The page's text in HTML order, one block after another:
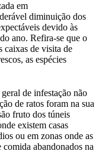
em
diminuição dos
devido às
ano. Refira-se que o
caixas de visita de
as espécies
de infestação não
de ratos foram na sua
fruto dos túneis
existem casas
ou em zonas onde as
comida abandonados na